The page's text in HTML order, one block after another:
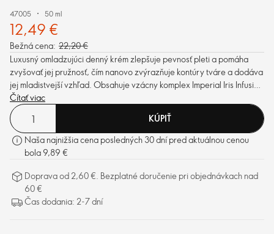
47005 50 ml
12,49 €
Bežná cena: 22,20 €
Luxusný omladzujúci denný krém zlepšuje pevnosť pleti a pomáha
zvyšovať jej pružnosť, čím nanovo zvýrazňuje kontúry tváre a dodáva
jej mladistvejší vzhľad. Obsahuje vzácny komplex Imperial Iris Infusion
s aktívnymi výťažkami z kosatca, ametystu a hrášku. SPF 20.
Čítať viac
KÚPIŤ
Naša najnižšia cena posledných 30 dní pred aktuálnou cenou
bola 9,89 €
Doprava od 2,60 €. Bezplatné doručenie pri objednávkach nad
60 €
Čas dodania: 2-7 dní